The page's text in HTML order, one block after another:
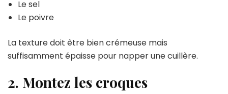
Le sel
Le poivre
La texture doit être bien crémeuse mais
suffisamment épaisse pour napper une cuillère.
2. Montez les croques